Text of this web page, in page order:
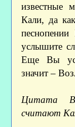
известные
Кали, да
услышите
Еще Вы
значит –
Цитата
считают